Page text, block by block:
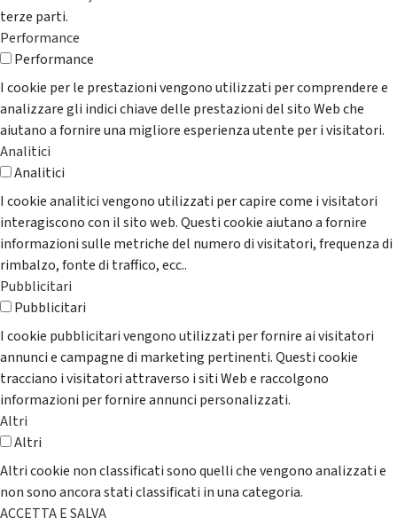
terze parti.
Performance
Performance
I cookie per le prestazioni vengono utilizzati per comprendere e
analizzare gli indici chiave delle prestazioni del sito Web che
aiutano a fornire una migliore esperienza utente per i visitatori.
Analitici
Analitici
I cookie analitici vengono utilizzati per capire come i visitatori
interagiscono con il sito web. Questi cookie aiutano a fornire
informazioni sulle metriche del numero di visitatori, frequenza di
rimbalzo, fonte di traffico, ecc..
Pubblicitari
Pubblicitari
I cookie pubblicitari vengono utilizzati per fornire ai visitatori
annunci e campagne di marketing pertinenti. Questi cookie
tracciano i visitatori attraverso i siti Web e raccolgono
informazioni per fornire annunci personalizzati.
Altri
Altri
Altri cookie non classificati sono quelli che vengono analizzati e
non sono ancora stati classificati in una categoria.
ACCETTA E SALVA